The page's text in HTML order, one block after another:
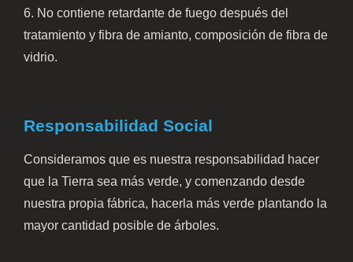
No contiene retardante de fuego después del
tratamiento y fibra de amianto, composición de fibra de
vidrio.
Responsabilidad Social
Consideramos que es nuestra responsabilidad hacer
que la Tierra sea más verde, y comenzando desde
nuestra propia fábrica, hacerla más verde plantando la
mayor cantidad posible de árboles.